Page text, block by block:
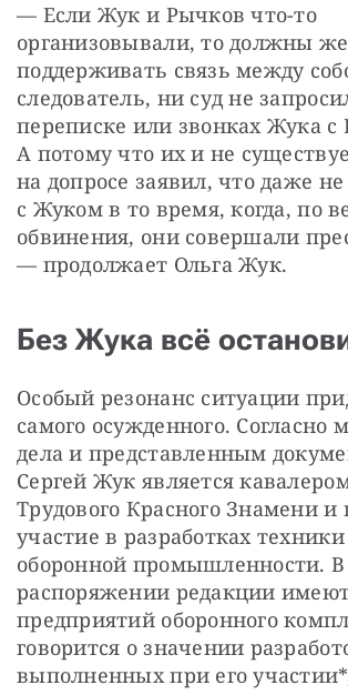
— Если Жук и Рычков что-то
организовывали, то должны
поддерживать связь между
следователь, ни суд не
переписке или звонках Жука
А потому что их и не
на допросе заявил, что даже
с Жуком в то время, когда, по
обвинения, они совершали
— продолжает Ольга Жук.
Без Жука всё
Особый резонанс ситуации
самого осужденного. Согласно
дела и представленным
Сергей Жук является
Трудового Красного Знамени
участие в разработках
оборонной промышленности. В
распоряжении редакции
предприятий оборонного
говорится о значении
выполненных при его